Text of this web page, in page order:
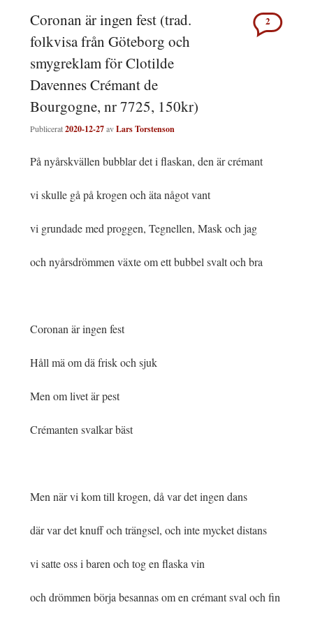
Coronan är ingen fest (trad.
folkvisa från Göteborg och
smygreklam för Clotilde
Davennes Crémant de
Bourgogne, nr 7725, 150kr)
Publicerat2020-12-27avLars Torstenson
2
På nyårskvällen bubblar det i flaskan, den är crémant
vi skulle gå på krogen och äta något vant
vi grundade med proggen, Tegnellen, Mask och jag
och nyårsdrömmen växte om ett bubbel svalt och bra
Coronan är ingen fest
Håll mä om dä frisk och sjuk
Men om livet är pest
Crémanten svalkar bäst
Men när vi kom till krogen, då var det ingen dans
där var det knuff och trängsel, och inte mycket distans
vi satte oss i baren och tog en flaska vin
och drömmen börja besannas om en crémant sval och fin